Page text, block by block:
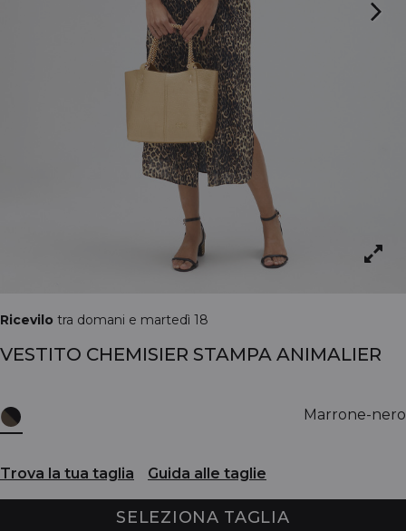
Ricevilo tra domani e martedì 18
VESTITO CHEMISIER STAMPA ANIMALIER
Marrone-nero
Trova la tua taglia Guida alle taglie
SELEZIONA TAGLIA